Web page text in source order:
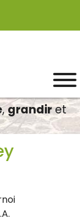
,grandiret